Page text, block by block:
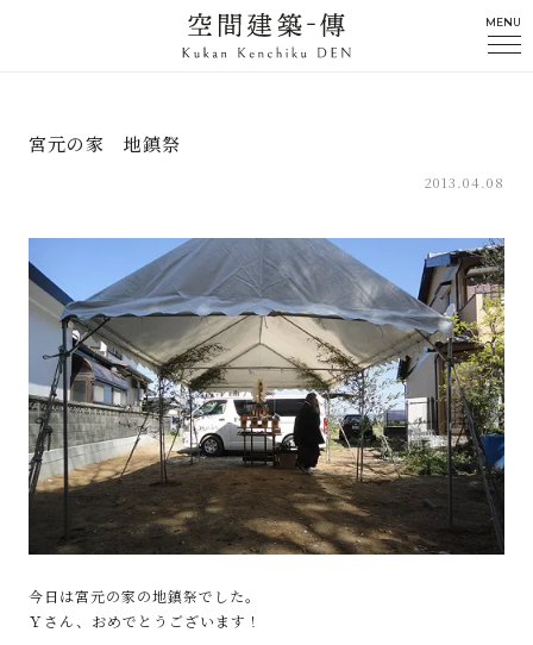
MENU
宮元の家 地鎮祭
2013.04.08
今日は宮元の家の地鎮祭でした。
Ｙさん、おめでとうございます！